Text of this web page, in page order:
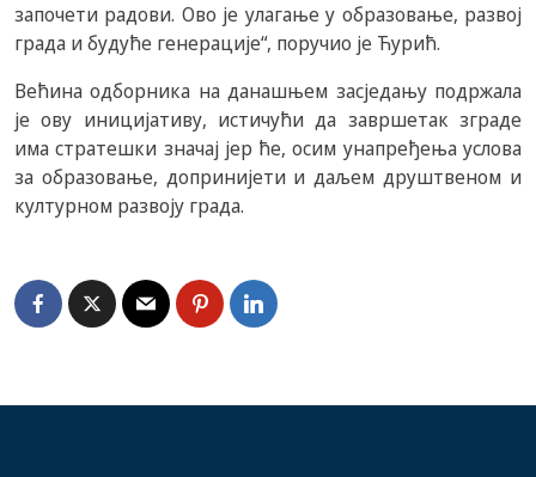
започети радови. Ово је улагање у образовање, развој
града и будуће генерације“, поручио је Ћурић.
Већина одборника на данашњем засједању подржала
је ову иницијативу, истичући да завршетак зграде
има стратешки значај јер ће, осим унапређења услова
за образовање, допринијети и даљем друштвеном и
културном развоју града.